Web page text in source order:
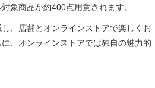
象商品が約400点用意されます。
、店舗とオンラインストアで楽しくお
、オンラインストアでは独自の魅力的